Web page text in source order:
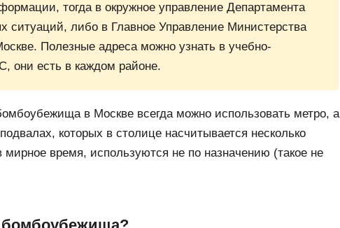
тогда в окружное управление Департамента
ситуаций, либо в Главное Управление Министерства
Полезные адреса можно узнать в учебно-
они есть в каждом районе.
в Москве всегда можно использовать метро, а
которых в столице насчитывается несколько
время, используются не по назначению (такое не